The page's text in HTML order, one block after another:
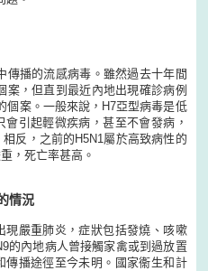
傳播的流感病毒。雖然過去十年間
案，但直到最近內地出現確診病例
個案。一般來說，H7亞型病毒是低
引起輕微疾病，甚至不會發病，
反，之前的H5N1屬於高致病性的
，死亡率甚高。
情況
現嚴重肺炎，症狀包括發燒、咳嗽
的內地病人曾接觸家禽或到過放置
傳播途徑至今未明。國家衞生和計